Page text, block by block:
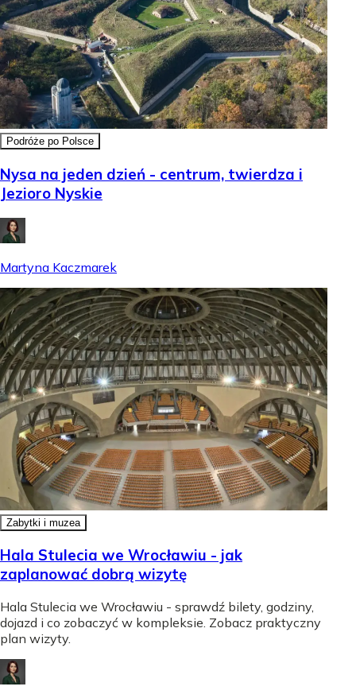
Podróże po Polsce
Nysa na jeden dzień - centrum, twierdza i
Jezioro Nyskie
Martyna Kaczmarek
Zabytki i muzea
Hala Stulecia we Wrocławiu - jak
zaplanować dobrą wizytę
Hala Stulecia we Wrocławiu - sprawdź bilety, godziny,
dojazd i co zobaczyć w kompleksie. Zobacz praktyczny
plan wizyty.